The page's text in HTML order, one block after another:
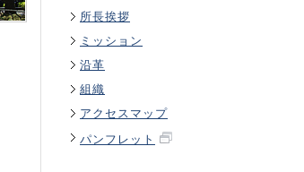
所長挨拶
ミッション
沿革
組織
アクセスマップ
パンフレット